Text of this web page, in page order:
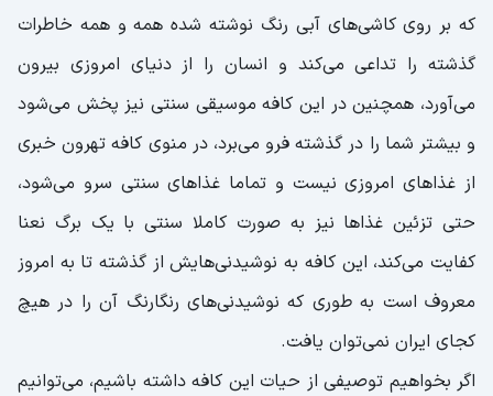
که بر روی کاشی‌های آبی رنگ نوشته شده همه و همه خاطرات
گذشته را تداعی می‌کند و انسان را از دنیای امروزی بیرون
می‌آورد، همچنین در این کافه موسیقی سنتی نیز پخش می‌شود
و بیشتر شما را در گذشته فرو می‌برد، در منوی کافه تهرون خبری
از غذاهای امروزی نیست و تماما غذاهای سنتی سرو می‌شود،
حتی تزئین غذاها نیز به صورت کاملا سنتی با یک برگ نعنا
کفایت می‌کند، این کافه به نوشیدنی‌هایش از گذشته تا به امروز
معروف است به طوری که نوشیدنی‌های رنگارنگ آن را در هیچ
کجای ایران نمی‌توان یافت.
اگر بخواهیم توصیفی از حیات این کافه داشته باشیم، می‌توانیم